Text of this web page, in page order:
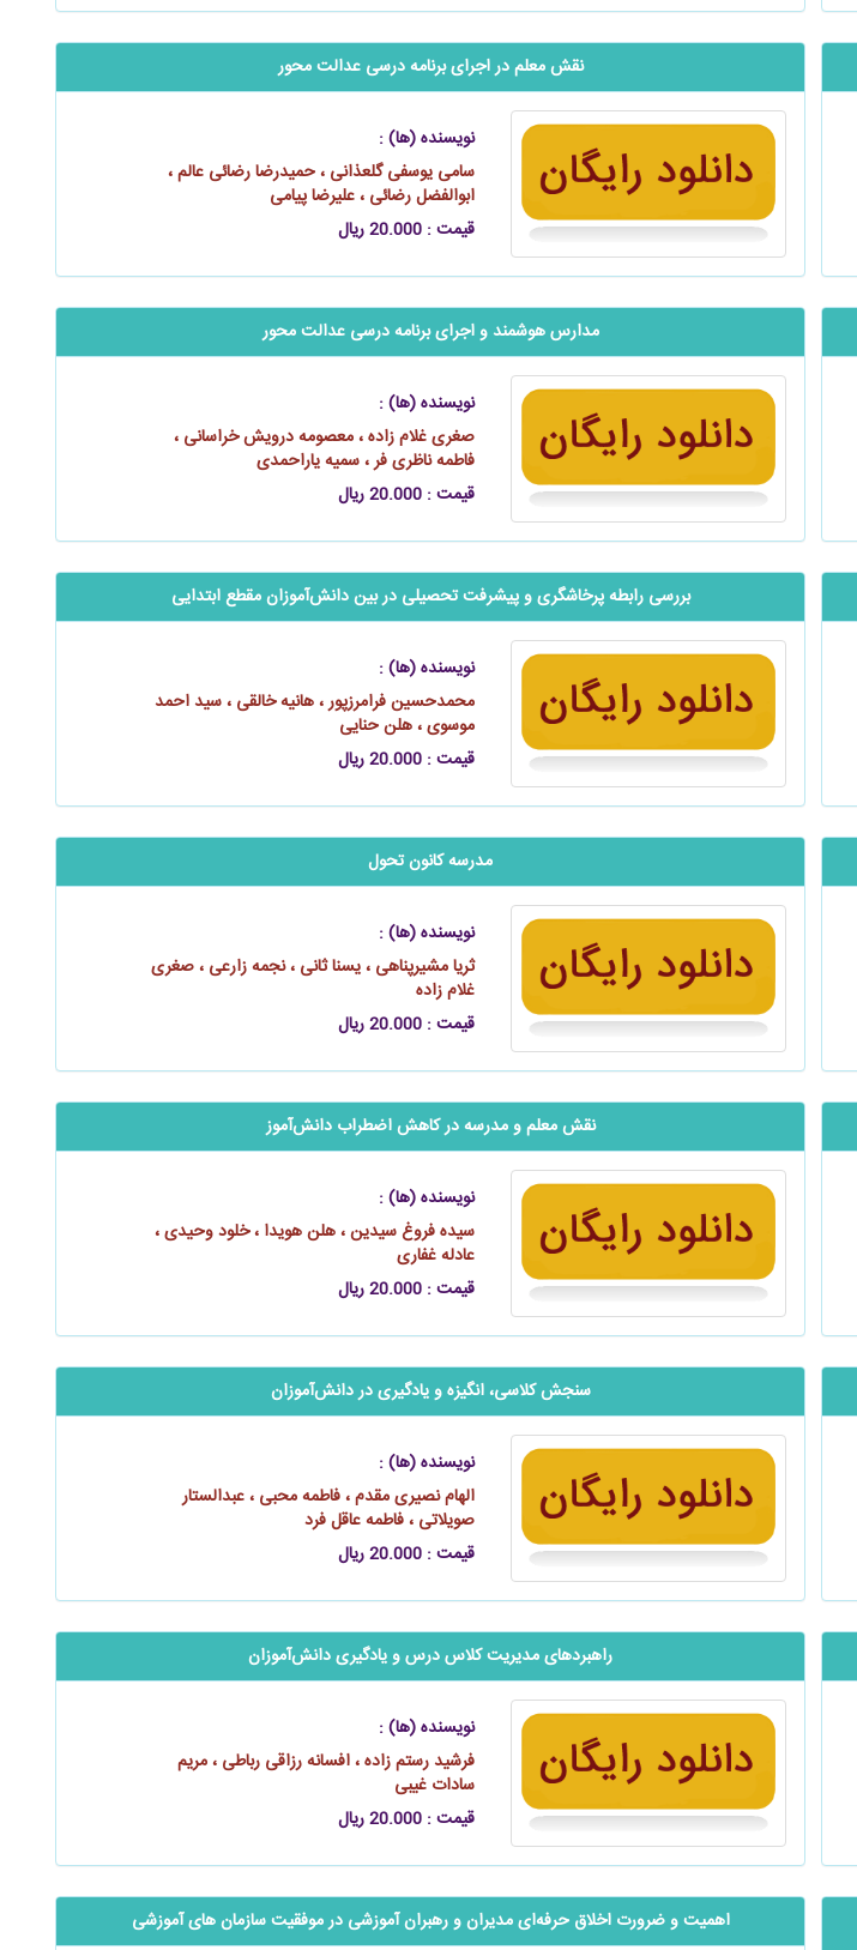
نقش معلم در اجرای برنامه درسی ‌عدالت‌ محور
نویسنده (ها) :
سامی یوسفی گلعذانی ، حمیدرضا رضائی عالم ،
ابوالفضل رضائی ، علیرضا پیامی
قیمت : 20.000 ریال
مدارس هوشمند و اجرای برنامه درسی عدالت ‌محور
نویسنده (ها) :
صغری غلام زاده ، معصومه درویش خراسانی ،
فاطمه ناظری‌ فر ، سمیه یاراحمدی
قیمت : 20.000 ریال
بررسی رابطه پرخاشگری و پیشرفت تحصیلی در بین ‌‌‌‌‌دانش‌آموزان مقطع ابتدایی
نویسنده (ها) :
محمدحسین فرامرزپور ، هانیه خالقی ، سید احمد
موسوی ، هلن حنایی
قیمت : 20.000 ریال
مدرسه کانون تحول
نویسنده (ها) :
ثریا مشیرپناهی ، یسنا ثانی ، نجمه زارعی ، صغری
غلام‌ زاده
قیمت : 20.000 ریال
نقش معلم و مدرسه در کاهش اضطراب ‌‌‌‌‌دانش‌آموز
نویسنده (ها) :
سیده فروغ سیدین ، هلن هویدا ، خلود وحیدی ،
عادله غفاری
قیمت : 20.000 ریال
سنجش کلاسی، انگیزه و یادگیری در ‌‌‌‌دانش‌آموزان
نویسنده (ها) :
الهام نصیری مقدم ، فاطمه محبی ، عبدالستار
صویلاتی ، فاطمه عاقل فرد
قیمت : 20.000 ریال
راهبردهای مدیریت کلاس درس و یادگیری ‌‌‌‌‌دانش‌آموزان
نویسنده (ها) :
فرشید رستم‌ زاده ، افسانه رزاقی رباطی ، مریم
سادات غیبی
قیمت : 20.000 ریال
اهمیت و ضرورت اخلاق حرفه‌‌‌ای مدیران و رهبران آموزشی در موفقیت سازمان ‌های آموزشی